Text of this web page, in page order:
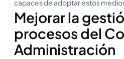
capaces de adoptar estos
Mejorar la
procesos del
Administración